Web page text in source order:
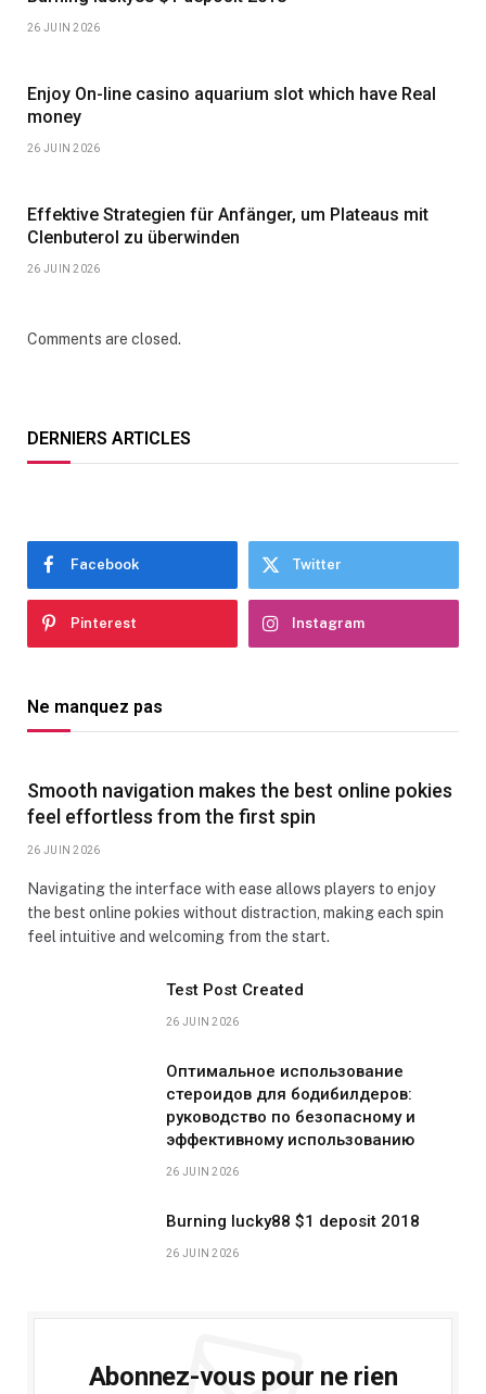
26 JUIN 2026
Enjoy On-line casino aquarium slot which have Real
money
26 JUIN 2026
Effektive Strategien für Anfänger, um Plateaus mit
Clenbuterol zu überwinden
26 JUIN 2026
Comments are closed.
DERNIERS ARTICLES
Facebook Twitter
Pinterest Instagram
Ne manquez pas
Smooth navigation makes the best online pokies
feel effortless from the first spin
26 JUIN 2026
Navigating the interface with ease allows players to enjoy
the best online pokies without distraction, making each spin
feel intuitive and welcoming from the start.
Test Post Created
26 JUIN 2026
Оптимальное использование
стероидов для бодибилдеров:
руководство по безопасному и
эффективному использованию
26 JUIN 2026
Burning lucky88 $1 deposit 2018
26 JUIN 2026
Abonnez-vous pour ne rien